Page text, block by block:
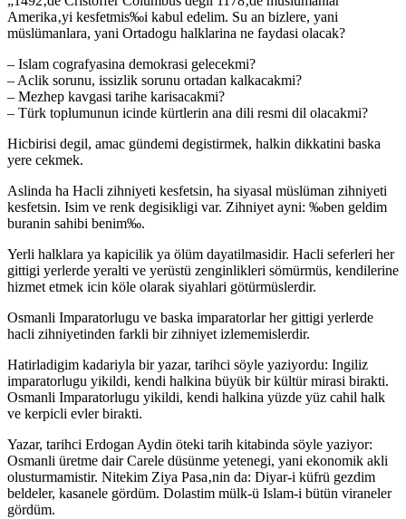
Amerika‚yi kesfetmis‰i kabul edelim. Su an bizlere, yani
müslümanlara, yani Ortadogu halklarina ne faydasi olacak?
– Islam cografyasina demokrasi gelecekmi?
– Aclik sorunu, issizlik sorunu ortadan kalkacakmi?
– Mezhep kavgasi tarihe karisacakmi?
– Türk toplumunun icinde kürtlerin ana dili resmi dil olacakmi?
Hicbirisi degil, amac gündemi degistirmek, halkin dikkatini baska
yere cekmek.
Aslinda ha Hacli zihniyeti kesfetsin, ha siyasal müslüman zihniyeti
kesfetsin. Isim ve renk degisikligi var. Zihniyet ayni: ‰ben geldim
buranin sahibi benim‰.
Yerli halklara ya kapicilik ya ölüm dayatilmasidir. Hacli seferleri her
gittigi yerlerde yeralti ve yerüstü zenginlikleri sömürmüs, kendilerine
hizmet etmek icin köle olarak siyahlari götürmüslerdir.
Osmanli Imparatorlugu ve baska imparatorlar her gittigi yerlerde
hacli zihniyetinden farkli bir zihniyet izlememislerdir.
Hatirladigim kadariyla bir yazar, tarihci söyle yaziyordu: Ingiliz
imparatorlugu yikildi, kendi halkina büyük bir kültür mirasi birakti.
Osmanli Imparatorlugu yikildi, kendi halkina yüzde yüz cahil halk
ve kerpicli evler birakti.
Yazar, tarihci Erdogan Aydin öteki tarih kitabinda söyle yaziyor:
Osmanli üretme dair Carele düsünme yetenegi, yani ekonomik akli
olusturmamistir. Nitekim Ziya Pasa‚nin da: Diyar-i küfrü gezdim
beldeler, kasanele gördüm. Dolastim mülk-ü Islam-i bütün viraneler
gördüm.